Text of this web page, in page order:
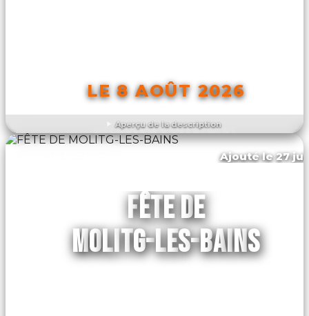
Aperçu de la description
LE 8 AOÛT 2026
DÉCOUVRIR L'ÉVÉNEMENT
Ajouté le 27
FÊTE DE
MOLITG-LES-BAINS